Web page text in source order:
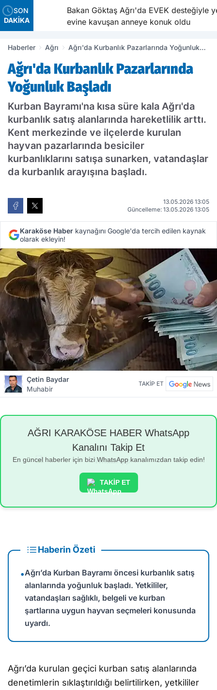
SON
DAKİKA
ve
Bakan Göktaş Ağrı'da EVEK desteğiyle yeni
evine kavuşan anneye konuk oldu
Haberler Ağrı
Ağrı'da Kurbanlık Pazarlarında Yoğunluk
Ağrı'da Kurbanlık Pazarlarında
Yoğunluk Başladı
Kurban Bayramı'na kısa süre kala Ağrı'da
kurbanlık satış alanlarında hareketlilik arttı.
Kent merkezinde ve ilçelerde kurulan
hayvan pazarlarında besiciler
kurbanlıklarını satışa sunarken, vatandaşlar
da kurbanlık arayışına başladı.
13.05.2026 13:05
Güncelleme: 13.05.2026 13:05
Karaköse Haber kaynağını Google'da tercih edilen kaynak
olarak ekleyin!
Çetin Baydar
Muhabir
TAKİP ET
AĞRI KARAKÖSE HABER WhatsApp
Kanalını Takip Et
En güncel haberler için bizi WhatsApp kanalımızdan takip edin!
TAKİP ET
Haberin Özeti
•Ağrı’da Kurban Bayramı öncesi kurbanlık satış
alanlarında yoğunluk başladı. Yetkililer,
vatandaşları sağlıklı, belgeli ve kurban
şartlarına uygun hayvan seçmeleri konusunda
uyardı.
Ağrı’da kurulan geçici kurban satış alanlarında
denetimlerin sıklaştırıldığı belirtilirken, yetkililer